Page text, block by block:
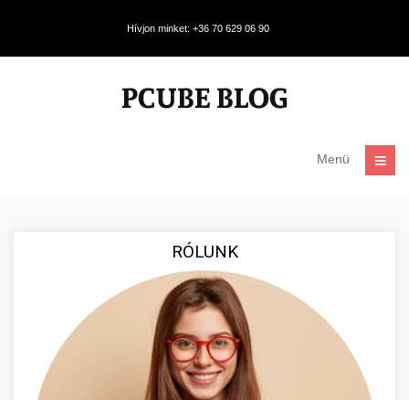
Hívjon minket: +36 70 629 06 90
Menü
RÓLUNK